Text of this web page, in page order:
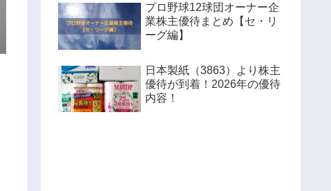
プロ野球12球団オーナー企
業株主優待まとめ【セ・リ
ーグ編】
日本製紙（3863）より株主
優待が到着！2026年の優待
内容！